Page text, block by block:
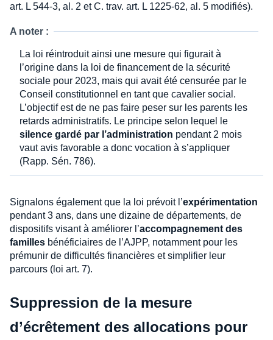
art. L 544-3, al. 2 et C. trav. art. L 1225-62, al. 5 modifiés).
A noter :
La loi réintroduit ainsi une mesure qui figurait à
l’origine dans la loi de financement de la sécurité
sociale pour 2023, mais qui avait été censurée par le
Conseil constitutionnel en tant que cavalier social.
L’objectif est de ne pas faire peser sur les parents les
retards administratifs. Le principe selon lequel le
silence gardé par l’administration pendant 2 mois
vaut avis favorable a donc vocation à s’appliquer
(Rapp. Sén. 786).
Signalons également que la loi prévoit l’expérimentation
pendant 3 ans, dans une dizaine de départements, de
dispositifs visant à améliorer l’accompagnement des
familles bénéficiaires de l’AJPP, notamment pour les
prémunir de difficultés financières et simplifier leur
parcours (loi art. 7).
Suppression de la mesure
d’écrêtement des allocations pour